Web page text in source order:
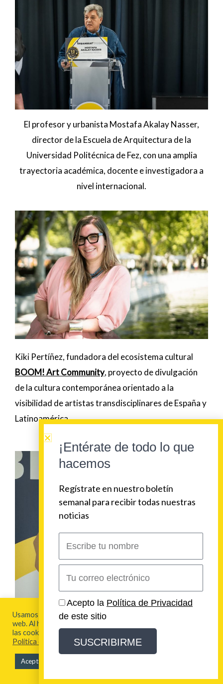
El profesor y urbanista Mostafa Akalay Nasser,
director de la Escuela de Arquitectura de la
Universidad Politécnica de Fez, con una amplia
trayectoria académica, docente e investigadora a
nivel internacional.
Kiki Pertíñez, fundadora del ecosistema cultural
BOOM! Art Community, proyecto de divulgación
de la cultura contemporánea orientado a la
visibilidad de artistas transdisciplinares de España y
Latinoamérica.
Usamos cookies para brindarte la mejor experiencia en esta
web. Al hacer clic en "Aceptar todo", acepta el uso de TODAS
las cookies. Para más información visita nuestra
Política de Cookies
Aceptar todo
¡Entérate de todo lo que
hacemos
Regístrate en nuestro boletín
semanal para recibir todas nuestras
noticias
nombre
electrónico
Acepto la Política de Privacidad
de este sitio
SUSCRIBIRME